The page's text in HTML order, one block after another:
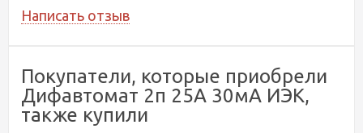
Написать отзыв
Покупатели, которые приобрели
Дифавтомат 2п 25А 30мА ИЭК,
также купили